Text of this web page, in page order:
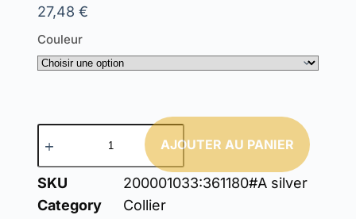
27,48 €
Couleur
AJOUTER AU PANIER
SKU
200001033:361180#A silver
Category
Collier